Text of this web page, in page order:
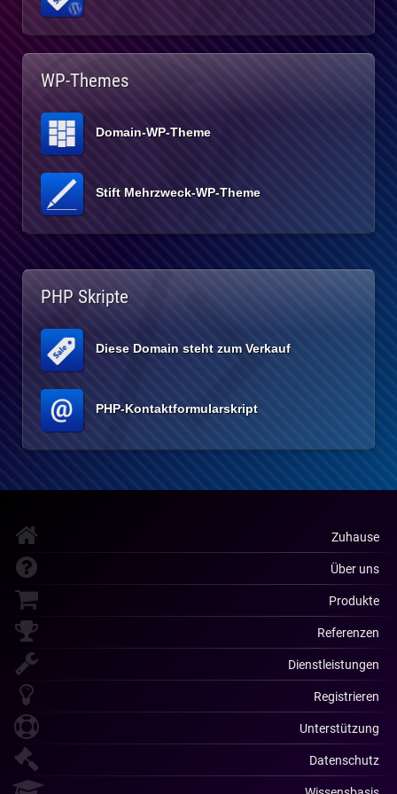
WP-Themes
Domain-WP-Theme
Stift Mehrzweck-WP-Theme
PHP Skripte
Diese Domain steht zum Verkauf
PHP-Kontaktformularskript
Zuhause
Über uns
Produkte
Referenzen
Dienstleistungen
Registrieren
Unterstützung
Datenschutz